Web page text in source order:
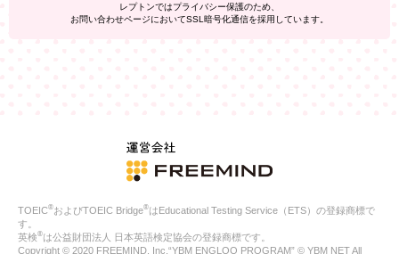
人情報を、本人が特定されないデータに不可逆変換した上で第三
者広告配信事業者においてマッチングを行い、その結果に基づい
ご本人の同意がある場合
法令に基づく場合
人の生命、身体または財産の保護のために必要がある場合であ
公衆衛生の向上または児童の健全な育成の推進のために特に必
合
レプトンではプライバシー保護のため、
お問い合わせページにおいてSSL暗号化通信を採用しています。
TOEIC®およびTOEIC Bridge®はEducational Testing Service（ETS）の登録商標で
す。
英検®は公益財団法人 日本英語検定協会の登録商標です。
Copyright © 2020 FREEMIND, Inc.“YBM ENGLOO PROGRAM” © YBM NET All